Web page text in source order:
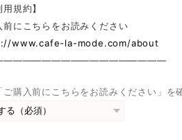
用規約】
前にこちらをお読みください
www.cafe-la-mode.com/about
ご購入前にこちらをお読みください」を